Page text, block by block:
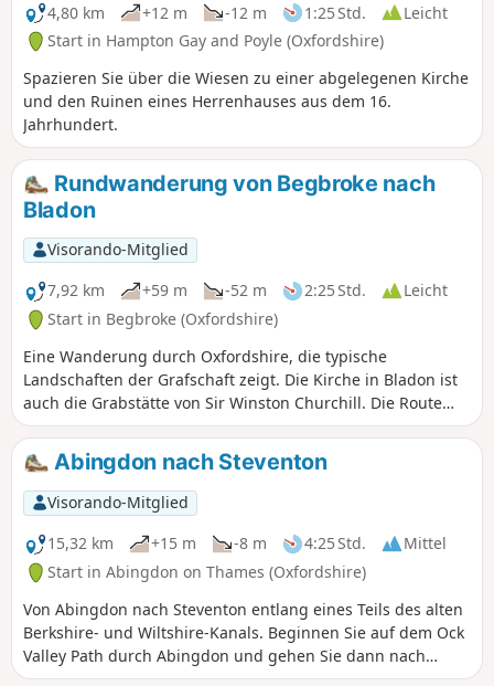
4,80 km
+12 m -12 m 1:25 Std.
Leicht
Start in Hampton Gay and Poyle (Oxfordshire)
Spazieren Sie über die Wiesen zu einer abgelegenen Kirche
und den Ruinen eines Herrenhauses aus dem 16.
Jahrhundert.
Rundwanderung von Begbroke nach
Bladon
Visorando-Mitglied
7,92 km
+59 m -52 m 2:25 Std.
Leicht
Start in Begbroke (Oxfordshire)
Eine Wanderung durch Oxfordshire, die typische
Landschaften der Grafschaft zeigt. Die Kirche in Bladon ist
auch die Grabstätte von Sir Winston Churchill. Die Route
verläuft auf bestehenden Wegen.
Abingdon nach Steventon
Visorando-Mitglied
15,32 km
+15 m -8 m 4:25 Std.
Mittel
Start in Abingdon on Thames (Oxfordshire)
Von Abingdon nach Steventon entlang eines Teils des alten
Berkshire- und Wiltshire-Kanals. Beginnen Sie auf dem Ock
Valley Path durch Abingdon und gehen Sie dann nach
Westen hinaus in die flachen Felder. Zu Beginn gibt es